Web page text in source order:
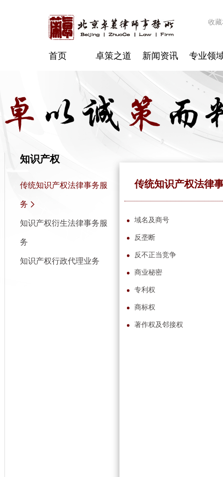
收
首页 卓策之道 新闻资讯 专业领
知识产权
传统知识产权法律事务服
务
知识产权衍生法律事务服
务
知识产权行政代理业务
传统知识产权法律
域名及商号
反垄断
反不正当竞争
商业秘密
专利权
商标权
著作权及邻接权